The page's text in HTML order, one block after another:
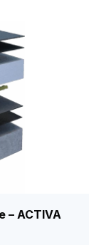
– ACTIVA